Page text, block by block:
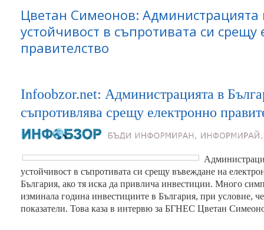
Цветан Симеонов: Администрацията
устойчивост в съпротивата си срещу
правителство
Infoobzor.net: Администрацията в
съпротивлява срещу електронно
устойчивост в съпротивата си срещу въвеждане на
България, ако тя иска да привлича инвестиции. Много
изминала година инвестициите в България, при условие,
показатели. Това каза в интервю за БГНЕС Цветан